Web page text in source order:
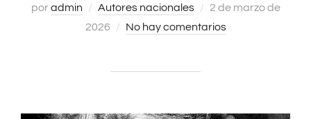
poradmin Autores nacionales
Publicado
el
2 de marzo de
2026
No hay comentarios